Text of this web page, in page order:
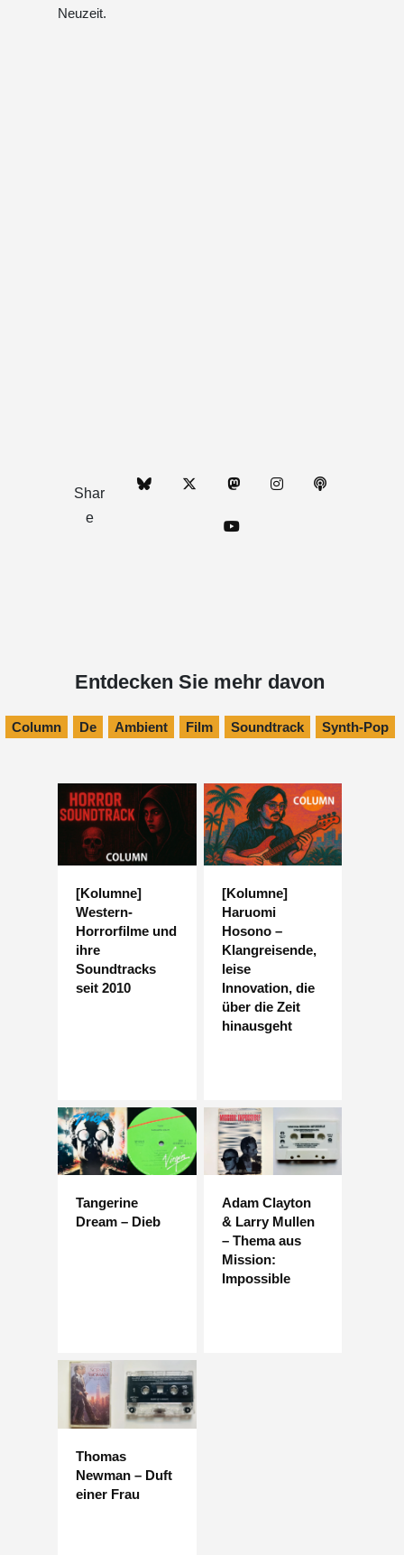
Neuzeit.
Shar
e
Entdecken Sie mehr davon
Column De Ambient Film Soundtrack Synth-Pop
[Kolumne]
Western-
Horrorfilme und
ihre
Soundtracks
seit 2010
[Kolumne]
Haruomi
Hosono –
Klangreisende,
leise
Innovation, die
über die Zeit
hinausgeht
Tangerine
Dream – Dieb
Adam Clayton
& Larry Mullen
– Thema aus
Mission:
Impossible
Thomas
Newman – Duft
einer Frau